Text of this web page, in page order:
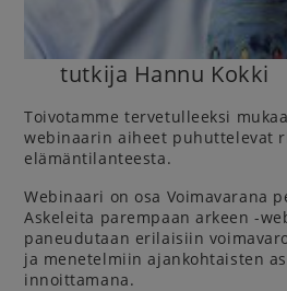
tutkija Hannu Kokki
Toivotamme tervetulleeksi
webinaarin aiheet puhuttelevat
elämäntilanteesta.
Webinaari on osa Voimavarana
Askeleita parempaan arkeen -
paneudutaan erilaisiin
ja menetelmiin ajankohtaisten
innoittamana.